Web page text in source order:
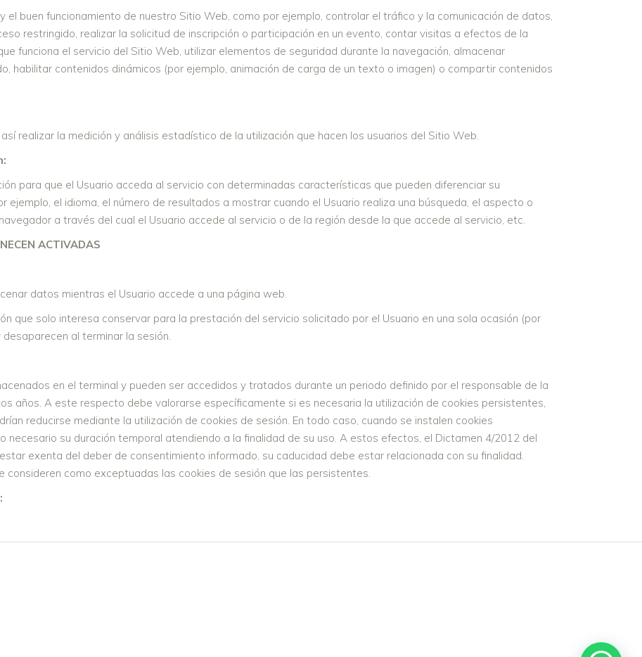
el buen funcionamiento de nuestro Sitio Web, como por ejemplo, controlar el tráfico y la comunicación de datos,
restringido, realizar la solicitud de inscripción o participación en un evento, contar visitas a efectos de la
funciona el servicio del Sitio Web, utilizar elementos de seguridad durante la navegación, almacenar
habilitar contenidos dinámicos (por ejemplo, animación de carga de un texto o imagen) o compartir contenidos
realizar la medición y análisis estadístico de la utilización que hacen los usuarios del Sitio Web.
para que el Usuario acceda al servicio con determinadas características que pueden diferenciar su
ejemplo, el idioma, el número de resultados a mostrar cuando el Usuario realiza una búsqueda, el aspecto o
a través del cual el Usuario accede al servicio o de la región desde la que accede al servicio, etc.
ACTIVADAS
datos mientras el Usuario accede a una página web.
que solo interesa conservar para la prestación del servicio solicitado por el Usuario en una sola ocasión (por
al terminar la sesión.
en el terminal y pueden ser accedidos y tratados durante un periodo definido por el responsable de la
años. A este respecto debe valorarse específicamente si es necesaria la utilización de cookies persistentes,
reducirse mediante la utilización de cookies de sesión. En todo caso, cuando se instalen cookies
necesario su duración temporal atendiendo a la finalidad de su uso. A estos efectos, el Dictamen 4/2012 del
exenta del deber de consentimiento informado, su caducidad debe estar relacionada con su finalidad.
consideren como exceptuadas las cookies de sesión que las persistentes.